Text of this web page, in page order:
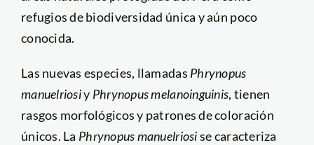
refugios de biodiversidad única y aún poco
conocida.
Las nuevas especies, llamadas Phrynopus
manuelriosiy Phrynopus melanoinguinis, tienen
rasgos morfológicos y patrones de coloración
únicos. La Phrynopus manuelriosise caracteriza